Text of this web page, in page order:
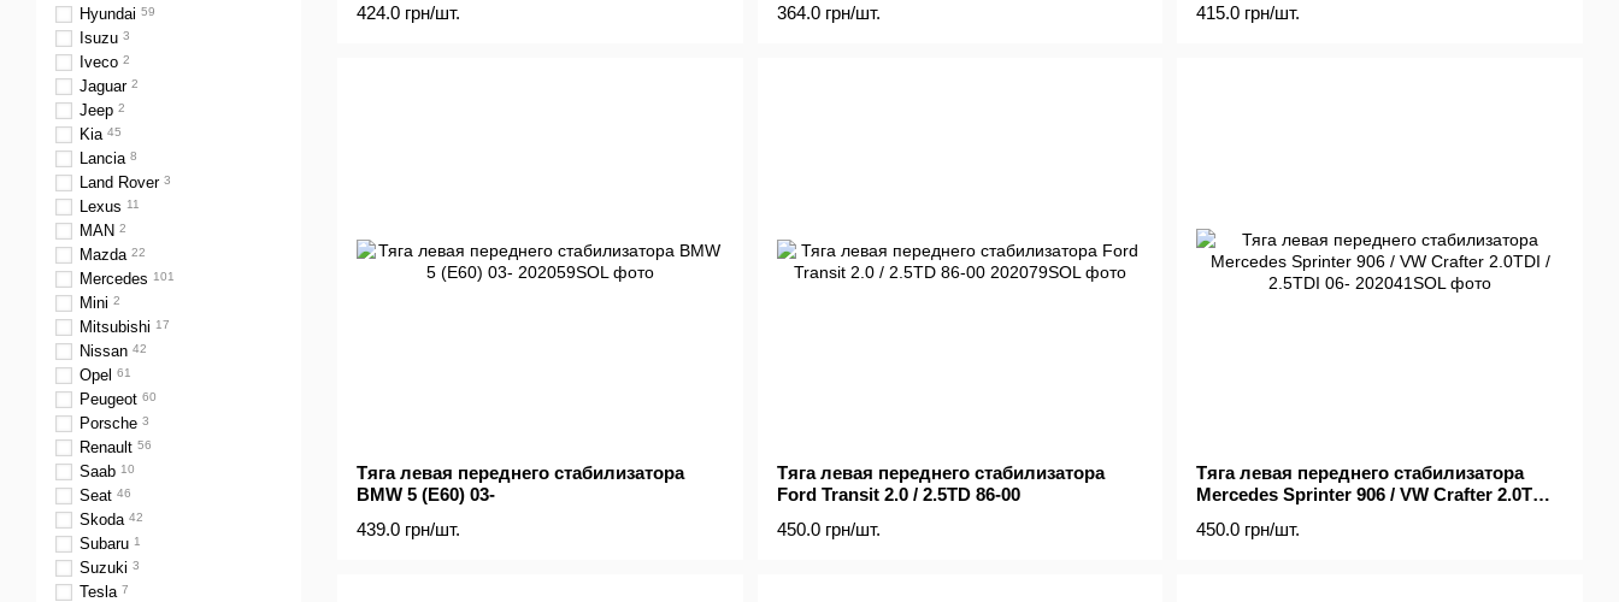
424.0 грн/шт.
364.0 грн/шт.
415.0 грн/шт.
Тяга левая переднего стабилизатора
BMW 5 (E60) 03-
439.0 грн/шт.
Тяга левая переднего стабилизатора
Ford Transit 2.0 / 2.5TD 86-00
450.0 грн/шт.
Тяга левая переднего стабилизатора
Mercedes Sprinter 906 / VW Crafter 2.0TDI /
450.0 грн/шт.
Hyundai 59
Isuzu 3
Iveco 2
Jaguar 2
Jeep 2
Kia 45
Lancia 8
Land Rover 3
Lexus 11
MAN 2
Mazda 22
Mercedes 101
Mini 2
Mitsubishi 17
Nissan 42
Opel 61
Peugeot 60
Porsche 3
Renault 56
Saab 10
Seat 46
Skoda 42
Subaru 1
Suzuki 3
Tesla 7